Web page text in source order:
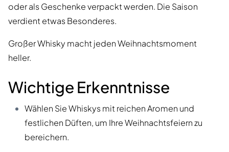
oder als Geschenke verpackt werden. Die Saison
verdient etwas Besonderes.
Großer Whisky macht jeden Weihnachtsmoment
heller.
Wichtige Erkenntnisse
Wählen Sie Whiskys mit reichen Aromen und
festlichen Düften, um Ihre Weihnachtsfeiern zu
bereichern.